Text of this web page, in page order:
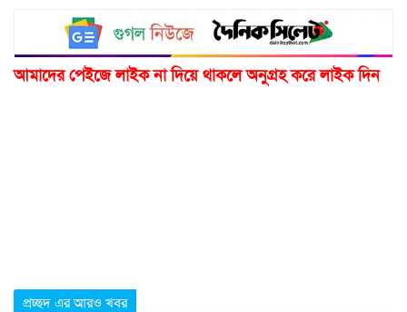
আমাদের পেইজে লাইক না দিয়ে থাকলে অনুগ্রহ করে লাইক দিন
প্রচ্ছদ এর আরও খবর